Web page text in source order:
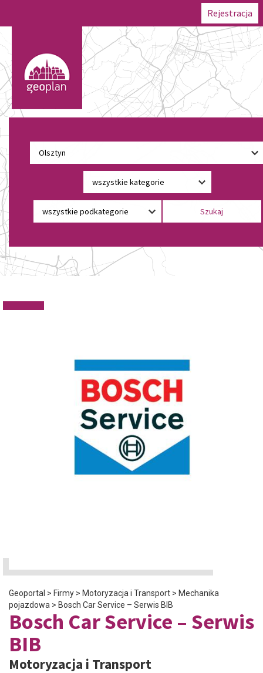
Rejestracja
Geoportal > Firmy > Motoryzacja i Transport > Mechanika
pojazdowa > Bosch Car Service – Serwis BIB
Bosch Car Service – Serwis
BIB
Motoryzacja i Transport